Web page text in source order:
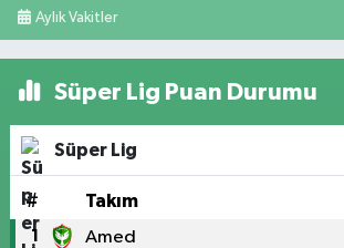
Aylık Vakitler
Süper Lig Puan Durumu
Süper Lig
# Takım
1 Amed